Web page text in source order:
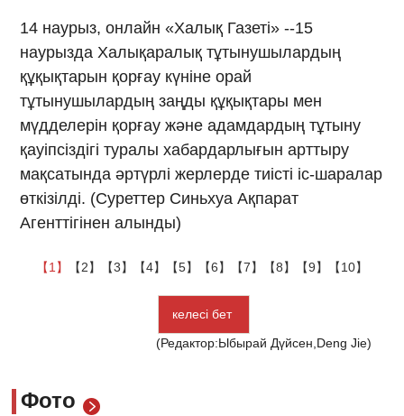
14 наурыз, онлайн «Халық Газеті» --15
наурызда Халықаралық тұтынушылардың
құқықтарын қорғау күніне орай
тұтынушылардың заңды құқықтары мен
мүдделерін қорғау және адамдардың тұтыну
қауіпсіздігі туралы хабардарлығын арттыру
мақсатында әртүрлі жерлерде тиісті іс-шаралар
өткізілді. (Суреттер Синьхуа Ақпарат
Агенттігінен алынды)
【1】 【2】 【3】 【4】 【5】 【6】 【7】 【8】 【9】 【10】
келесі бет
(Редактор:Ыбырай Дүйсен,Deng Jie)
Фото